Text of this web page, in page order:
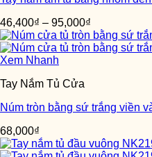
46,400₫ – 95,000₫
Xem Nhanh
Tay Nắm Tủ Cửa
Núm tròn bằng sứ trắng viền
68,000₫